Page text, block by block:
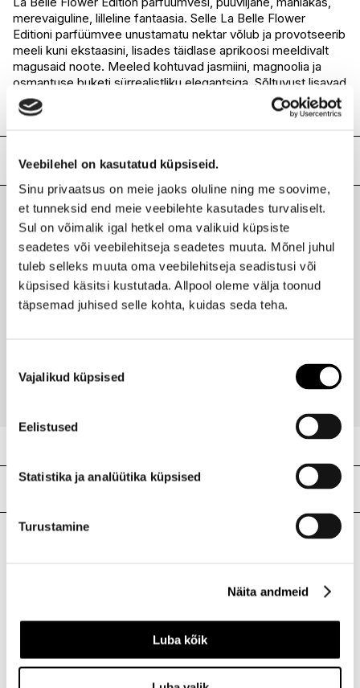
Veebilehel on kasutatud küpsiseid.
Sinu privaatsus on meie jaoks oluline ning me soovime,
et tunneksid end meie veebilehte kasutades turvaliselt.
Sul on võimalik igal hetkel oma valikuid küpsiste
seadetes või veebilehitseja seadetes muuta. Mõnel juhul
tuleb selleks muuta oma veebilehitseja seadistusi või
küpsised käsitsi kustutada. Allpool oleme välja toonud
täpsemad juhised selle kohta, kuidas seda teha.
valik
Vajalikud küpsised
Eelistused
Statistika ja analüütika küpsised
Turustamine
Näita andmeid
Luba kõik
I.L.U. Rocca
Ei ole saadaval
I.L.U. Lõunakeskus
Ei ole saadaval
I.L.U. Pärnu
Ei ole saadaval
merevaiguline, lilleline fantaasia. Selle La Belle Flower
Editioni parfüümvee unustamatu nektar võlub ja provotseerib
meeli kuni ekstaasini, lisades täidlase aprikoosi meeldivalt
magusaid noote. Meeled kohtuvad jasmiini, magnoolia ja
osmantuse buketi sürrealistliku elegantsiga. Sõltuvust lisavad
pehme vanill, patšuli ja vetiveri puidune jõud. Limiteeritud
väljaanne.
Lisainfo
Kaubamärk
JEAN PAUL GAULTIER
Laokood
H0205837
Viimati vaadatud tooted
Meie poed
Avatud E-L 10-21 P 10-19